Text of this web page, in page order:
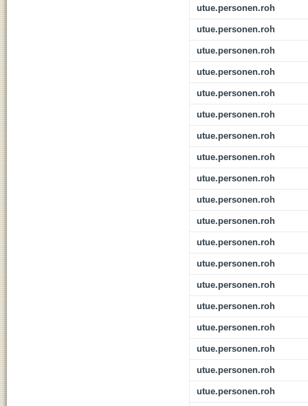
utue.personen.roh
utue.personen.roh
utue.personen.roh
utue.personen.roh
utue.personen.roh
utue.personen.roh
utue.personen.roh
utue.personen.roh
utue.personen.roh
utue.personen.roh
utue.personen.roh
utue.personen.roh
utue.personen.roh
utue.personen.roh
utue.personen.roh
utue.personen.roh
utue.personen.roh
utue.personen.roh
utue.personen.roh